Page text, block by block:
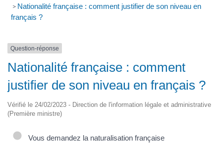
> Nationalité française : comment justifier de son niveau en
français ?
Question-réponse
Nationalité française : comment
justifier de son niveau en français ?
Vérifié le 24/02/2023 - Direction de l'information légale et administrative
(Première ministre)
Vous demandez la naturalisation française